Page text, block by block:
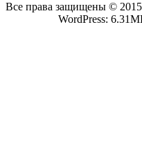
Все права защищены ©
WordPress: